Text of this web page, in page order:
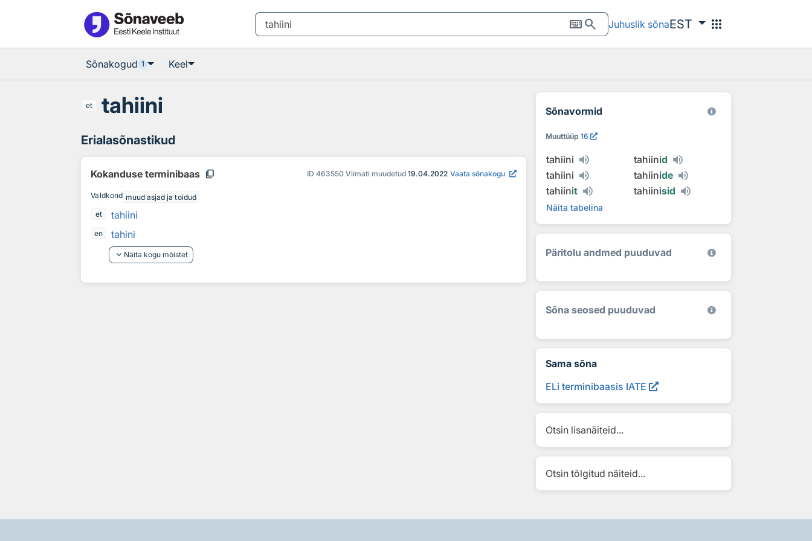
keyboardsearch Juhuslik sõnaEST apps
Sõnakogud 1 Keel
et tahiini
Erialasõnastikud
Kokanduse terminibaas content_copy ID 463550 Viimati muudetud 19.04.2022 Vaata sõnakogu
Valdkond muud asjad ja toidud
et
tahiini
en
tahini
keyboard_arrow_down Näita kogu mõistet
Sõnavormid
Muuttüüp 16
tahiini tahiinid
tahiini
tahiinide
tahiinit tahiinisid
Näita tabelina
Päritolu andmed puuduvad
Sõna seosed puuduvad
Sama sõna
ELi terminibaasis IATE
Otsin lisanäiteid...
Otsin tõlgitud näiteid...